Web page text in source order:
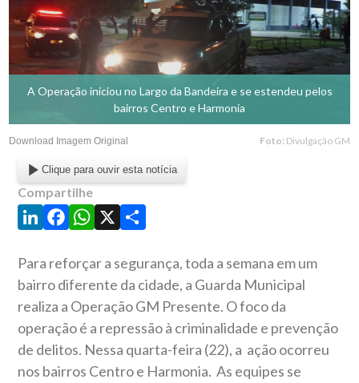
A Operação iniciou no Largo da Bandeira e se estendeu pelos
bairros Centro e Harmonia
Download Imagem Original Foto: Divulgação GM
Clique para ouvir esta notícia
Compartilhe
LinkedIn
Facebook
WhatsApp
X Share
Para reforçar a segurança, toda a semana em um
bairro diferente da cidade, a Guarda Municipal
realiza a Operação GM Presente. O foco da
operação é a repressão à criminalidade e prevenção
de delitos. Nessa quarta-feira (22), a ação ocorreu
nos bairros Centro e Harmonia. As equipes se